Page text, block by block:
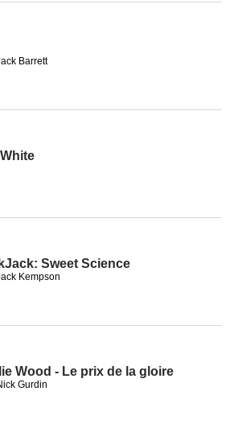
Barrett
Sweet Science
Kempson
Wood - Le prix de la gloire
Gurdin